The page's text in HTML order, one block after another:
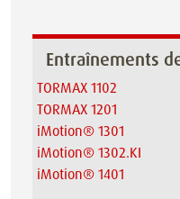
Entraînements
TORMAX 1102
TORMAX 1201
iMotion® 1301
iMotion® 1302.KI
iMotion® 1401